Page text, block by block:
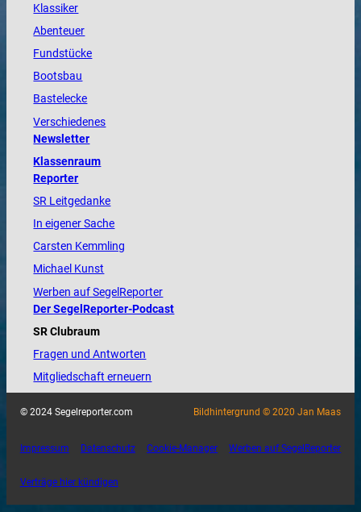
Klassiker
Abenteuer
Fundstücke
Bootsbau
Bastelecke
Verschiedenes
Newsletter
Klassenraum
Reporter
SR Leitgedanke
In eigener Sache
Carsten Kemmling
Michael Kunst
Werben auf SegelReporter
Der SegelReporter-Podcast
SR Clubraum
Fragen und Antworten
Mitgliedschaft erneuern
© 2024 Segelreporter.com Bildhintergrund © 2020 Jan Maas
Impressum Datenschutz Cookie-Manager Werben auf SegelReporter
Verträge hier kündigen